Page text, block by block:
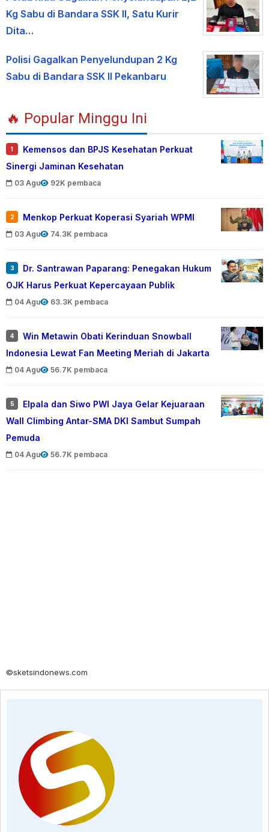
Kg Sabu di Bandara SSK II, Satu Kurir
Dita…
Polisi Gagalkan Penyelundupan 2 Kg
Sabu di Bandara SSK II Pekanbaru
🔥 Popular Minggu Ini
1
Kemensos dan BPJS Kesehatan Perkuat
Sinergi Jaminan Kesehatan
03 Agu 92K pembaca
2 Menkop Perkuat Koperasi Syariah WPMI
03 Agu 74.3K pembaca
3
Dr. Santrawan Paparang: Penegakan Hukum
OJK Harus Perkuat Kepercayaan Publik
04 Agu 63.3K pembaca
4
Win Metawin Obati Kerinduan Snowball
Indonesia Lewat Fan Meeting Meriah di Jakarta
04 Agu 56.7K pembaca
5
Elpala dan Siwo PWI Jaya Gelar Kejuaraan
Wall Climbing Antar-SMA DKI Sambut Sumpah
Pemuda
04 Agu 56.7K pembaca
©sketsindonews.com